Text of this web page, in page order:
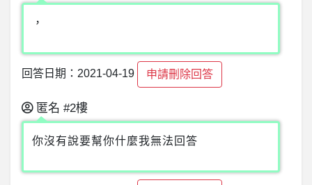
，
回答日期：2021-04-19 申請刪除回答
匿名 #2樓
你沒有說要幫你什麼我無法回答